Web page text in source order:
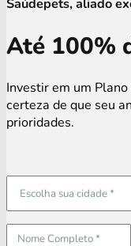
Saúdepets, aliado
Até 100%
Investir em um
certeza de que seu
prioridades.